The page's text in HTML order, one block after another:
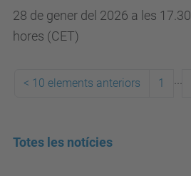
28 de gener del 2026 a les 17.30
hores (CET)
< 10 elements anteriors 1
Totes les notícies